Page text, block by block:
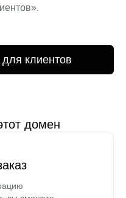
клиентов
домен